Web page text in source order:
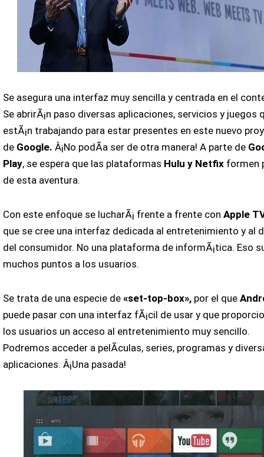
Se asegura una interfaz muy sencilla y centrada en el
Se abrirÃ¡n paso diversas aplicaciones, servicios y juegos
estÃ¡n trabajando para estar presentes en este nuevo
de Google. Â¡No podÃ­a ser de otra manera! A parte de
Play, se espera que las plataformas Hulu y Netfix formen
de esta aventura.
Con este enfoque se lucharÃ¡ frente a frente conApple
que se cree una interfaz dedicada al entretenimiento y al
del consumidor. No una plataforma de informÃ¡tica. Eso
muchos puntos a los usuarios.
Se trata de una especie de«set-top-box», por el que
puede pasar con una interfaz fÃ¡cil de usar y que
los usuarios un acceso al entretenimiento muy sencillo.
Podremos acceder a pelÃ­culas, series, programas y
aplicaciones. Â¡Una pasada!